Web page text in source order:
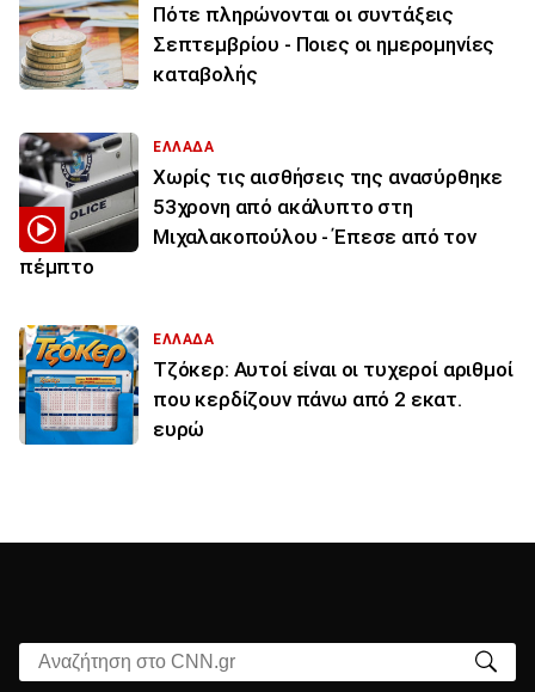
Πότε πληρώνονται οι συντάξεις
Σεπτεμβρίου - Ποιες οι ημερομηνίες
καταβολής
ΕΛΛΑΔΑ
Χωρίς τις αισθήσεις της ανασύρθηκε
53χρονη από ακάλυπτο στη
Μιχαλακοπούλου - Έπεσε από τον
πέμπτο
ΕΛΛΑΔΑ
Τζόκερ: Αυτοί είναι οι τυχεροί αριθμοί
που κερδίζουν πάνω από 2 εκατ.
ευρώ
Αναζήτηση στο CNN.gr